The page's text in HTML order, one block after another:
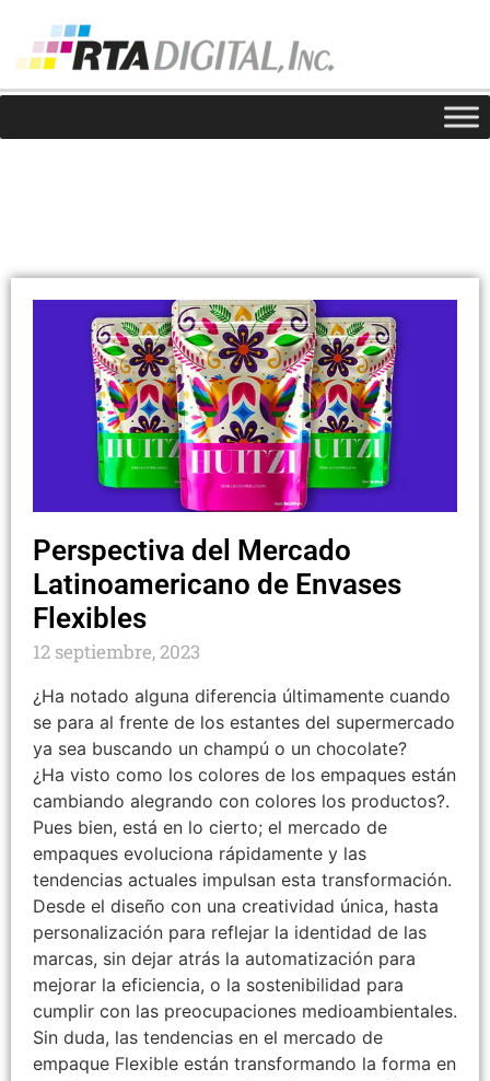
Perspectiva del Mercado
Latinoamericano de Envases
Flexibles
12 septiembre, 2023
¿Ha notado alguna diferencia últimamente cuando
se para al frente de los estantes del supermercado
ya sea buscando un champú o un chocolate?
¿Ha visto como los colores de los empaques están
cambiando alegrando con colores los productos?.
Pues bien, está en lo cierto; el mercado de
empaques evoluciona rápidamente y las
tendencias actuales impulsan esta transformación.
Desde el diseño con una creatividad única, hasta
personalización para reflejar la identidad de las
marcas, sin dejar atrás la automatización para
mejorar la eficiencia, o la sostenibilidad para
cumplir con las preocupaciones medioambientales.
Sin duda, las tendencias en el mercado de
empaque Flexible están transformando la forma en